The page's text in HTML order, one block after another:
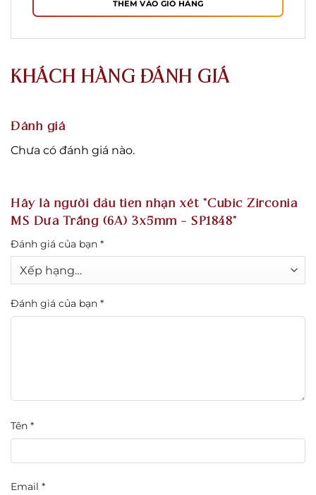
THÊM VÀO GIỎ HÀNG
KHÁCH HÀNG ĐÁNH GIÁ
Đánh giá
Chưa có đánh giá nào.
Hãy là người đầu tiên nhận xét “Cubic Zirconia
MS Dưa Trắng (6A) 3x5mm – SP1848”
Đánh giá của bạn *
Đánh giá của bạn *
Tên *
Email *